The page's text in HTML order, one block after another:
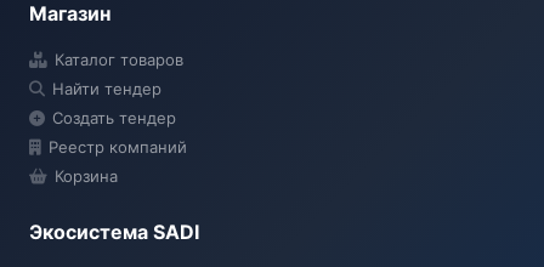
Магазин
Каталог товаров
Найти тендер
Создать тендер
Реестр компаний
Корзина
Экосистема SADI